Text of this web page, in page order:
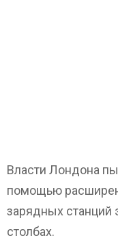
Власти Лондона
помощью
зарядных станций
столбах.